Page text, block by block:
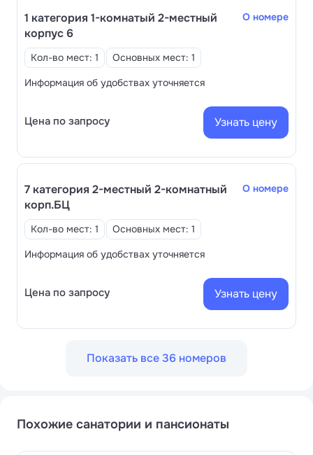
1 категория 1-комнатый 2-местный
корпус 6
О номере
Кол-во мест: 1
Основных мест: 1
Информация об удобствах уточняется
Цена по запросу Узнать цену
7 категория 2-местный 2-комнатный
корп.БЦ
О номере
Кол-во мест: 1
Основных мест: 1
Информация об удобствах уточняется
Цена по запросу Узнать цену
Показать все 36 номеров
Похожие санатории и пансионаты